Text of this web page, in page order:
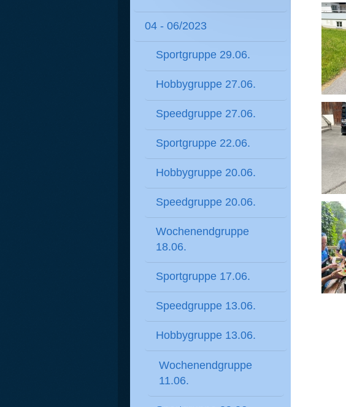
04 - 06/2023
Sportgruppe 29.06.
Hobbygruppe 27.06.
Speedgruppe 27.06.
Sportgruppe 22.06.
Hobbygruppe 20.06.
Speedgruppe 20.06.
Wochenendgruppe
18.06.
Sportgruppe 17.06.
Speedgruppe 13.06.
Hobbygruppe 13.06.
Wochenendgruppe
11.06.